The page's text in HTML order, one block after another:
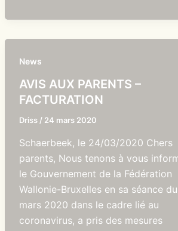
News
AVIS AUX PARENTS –
FACTURATION
Driss / 24 mars 2020
Schaerbeek, le 24/03/2020 Chers
parents, Nous tenons à vous
le Gouvernement de la Fédération
Wallonie-Bruxelles en sa séance
mars 2020 dans le cadre lié au
coronavirus, a pris des mesures